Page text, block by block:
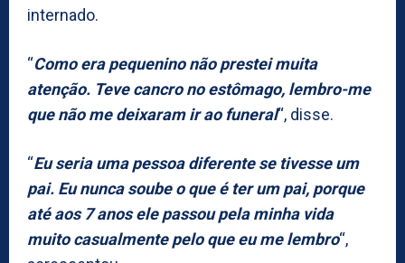
internado.
“Como era pequenino não prestei muita
atenção. Teve cancro no estômago, lembro-me
que não me deixaram ir ao funeral“, disse.
“Eu seria uma pessoa diferente se tivesse um
pai. Eu nunca soube o que é ter um pai, porque
até aos 7 anos ele passou pela minha vida
muito casualmente pelo que eu me lembro“,